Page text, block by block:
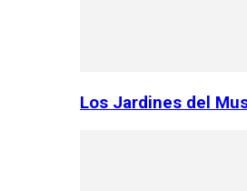
Los Jardines del